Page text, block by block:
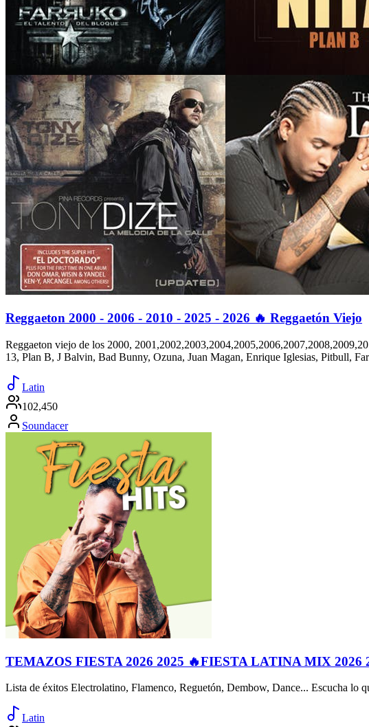
Reggaeton 2000 - 2006 - 2010 - 2025 - 2026 🔥 Reggaetón Viejo
Reggaeton viejo de los 2000,
13, Plan B, J Balvin, Bad Bunny, Ozuna, Juan Magan, Enrique Iglesias, Pitbull,
Latin
102,450
Soundacer
TEMAZOS FIESTA 2026 2025 🔥FIESTA LATINA MIX 2026
Lista de éxitos Electrolatino, Flamenco, Reguetón, Dembow, Dance... Escucha lo
Latin